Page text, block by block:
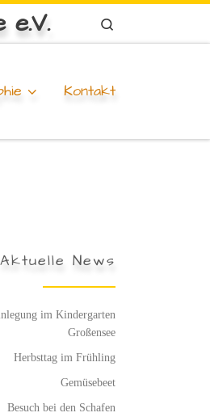
Kontakt
Aktuelle News
im Kindergarten
Großensee
Herbsttag im Frühling
Gemüsebeet
Besuch bei den Schafen